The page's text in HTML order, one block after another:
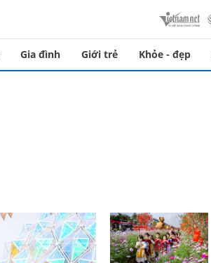
Gia đình Giới trẻ Khỏe - đẹp